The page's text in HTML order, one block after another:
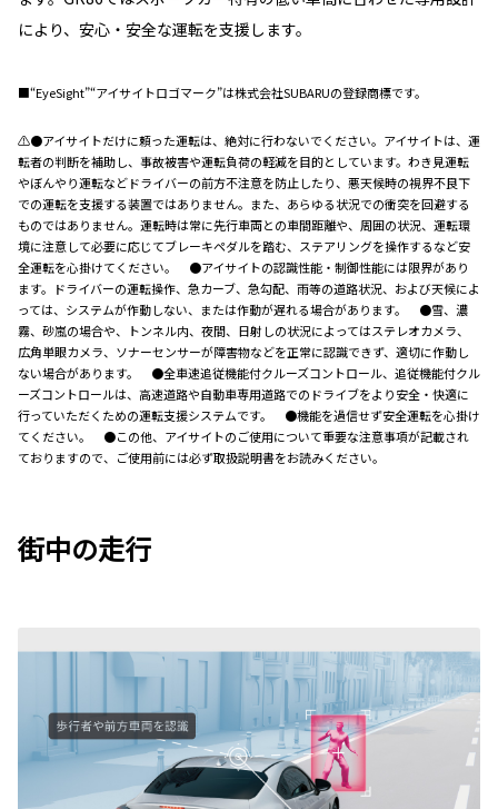
により、安心・安全な運転を支援します。
■“EyeSight”“アイサイトロゴマーク”は株式会社SUBARUの登録商標です。
⚠●アイサイトだけに頼った運転は、絶対に行わないでください。アイサイトは、運
転者の判断を補助し、事故被害や運転負荷の軽減を目的としています。わき見運転
やぼんやり運転などドライバーの前方不注意を防止したり、悪天候時の視界不良下
での運転を支援する装置ではありません。また、あらゆる状況での衝突を回避する
ものではありません。運転時は常に先行車両との車間距離や、周囲の状況、運転環
境に注意して必要に応じてブレーキペダルを踏む、ステアリングを操作するなど安
全運転を心掛けてください。 ●アイサイトの認識性能・制御性能には限界があり
ます。ドライバーの運転操作、急カーブ、急勾配、雨等の道路状況、および天候によ
っては、システムが作動しない、または作動が遅れる場合があります。 ●雪、濃
霧、砂嵐の場合や、トンネル内、夜間、日射しの状況によってはステレオカメラ、
広角単眼カメラ、ソナーセンサーが障害物などを正常に認識できず、適切に作動し
ない場合があります。 ●全車速追従機能付クルーズコントロール、追従機能付クル
ーズコントロールは、高速道路や自動車専用道路でのドライブをより安全・快適に
行っていただくための運転支援システムです。 ●機能を過信せず安全運転を心掛け
てください。 ●この他、アイサイトのご使用について重要な注意事項が記載され
ておりますので、ご使用前には必ず取扱説明書をお読みください。
街中の走行